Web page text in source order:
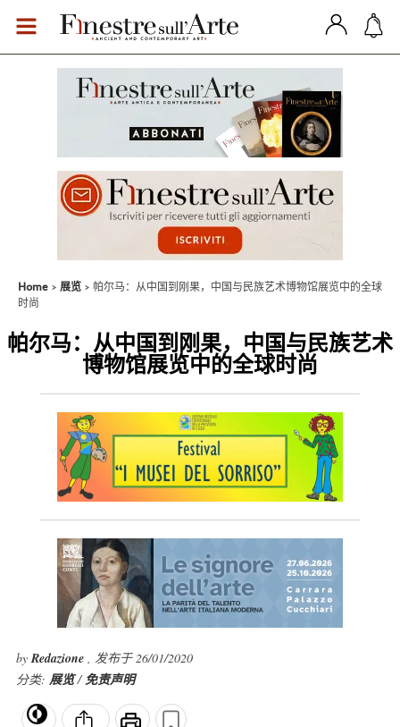
Home 展览
帕尔马：从中国到刚果，中国与民族艺术博物馆展览中的全球
时尚
帕尔马：从中国到刚果，中国与民族艺术
博物馆展览中的全球时尚
byRedazione , 发布于 26/01/2020
分类: 展览/免责声明